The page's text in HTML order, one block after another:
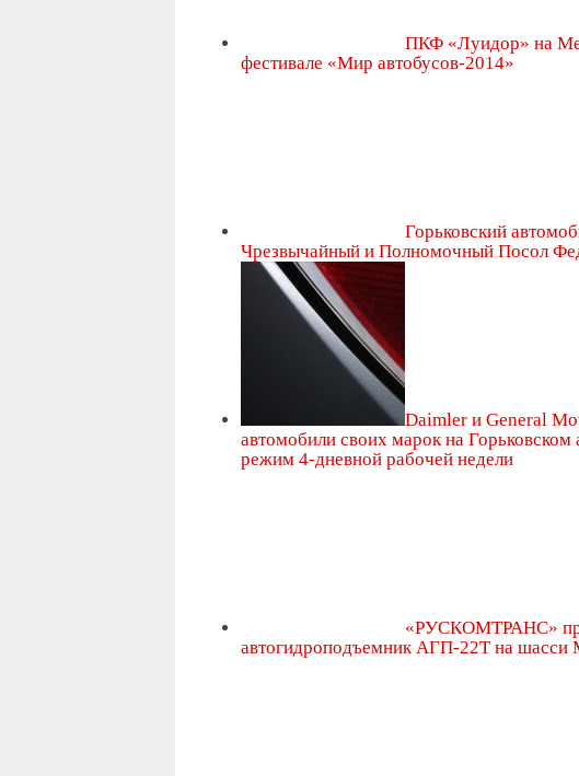
ПКФ «Луидор» на
фестивале «Мир автобусов-2014»
Горьковский
Чрезвычайный и Полномочный Посол
Daimler и General
автомобили своих марок на Горьковском
режим 4-дневной рабочей недели
«РУСКОМТРАНС»
автогидроподъемник АГП-22Т на шасси